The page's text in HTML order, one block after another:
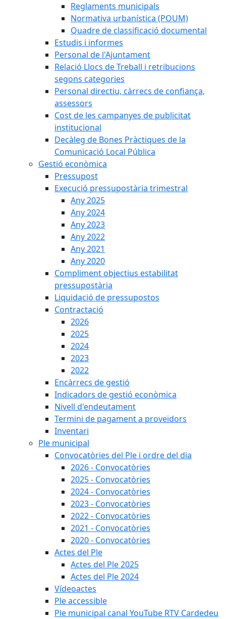
Reglaments municipals
Normativa urbanística (POUM)
Quadre de classificació documental
Estudis i informes
Personal de l'Ajuntament
Relació Llocs de Treball i retribucions
segons categories
Personal directiu, càrrecs de confiança,
assessors
Cost de les campanyes de publicitat
institucional
Decàleg de Bones Pràctiques de la
Comunicació Local Pública
Gestió econòmica
Pressupost
Execució pressupostària trimestral
Any 2025
Any 2024
Any 2023
Any 2022
Any 2021
Any 2020
Compliment objectius estabilitat
pressupostària
Liquidació de pressupostos
Contractació
2026
2025
2024
2023
2022
Encàrrecs de gestió
Indicadors de gestió econòmica
Nivell d'endeutament
Termini de pagament a proveïdors
Inventari
Ple municipal
Convocatòries del Ple i ordre del dia
2026 - Convocatòries
2025 - Convocatòries
2024 - Convocatòries
2023 - Convocatòries
2022 - Convocatòries
2021 - Convocatòries
2020 - Convocatòries
Actes del Ple
Actes del Ple 2025
Actes del Ple 2024
Vídeoactes
Ple accessible
Ple municipal canal YouTube RTV Cardedeu